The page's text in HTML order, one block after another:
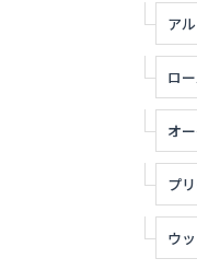
ア
ロ
オ
プ
ウ